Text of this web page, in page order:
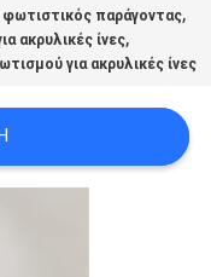
παράγοντας,
ακρυλικές ίνες,
για ακρυλικές ίνες